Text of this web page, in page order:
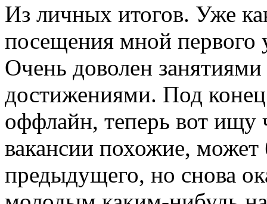
Из личных итогов. Уже
посещения мной первого
Очень доволен
достижениями. Под
оффлайн, теперь вот ищу
вакансии похожие,
предыдущего, но снова